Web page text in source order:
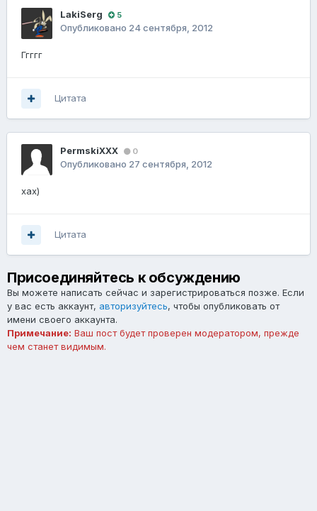
LakiSerg 5
Опубликовано 24 сентября, 2012
Ггггг
Цитата
PermskiXXX 0
Опубликовано 27 сентября, 2012
хах)
Цитата
Присоединяйтесь к обсуждению
Вы можете написать сейчас и зарегистрироваться позже. Если
у вас есть аккаунт, авторизуйтесь, чтобы опубликовать от
имени своего аккаунта.
Примечание: Ваш пост будет проверен модератором, прежде
чем станет видимым.